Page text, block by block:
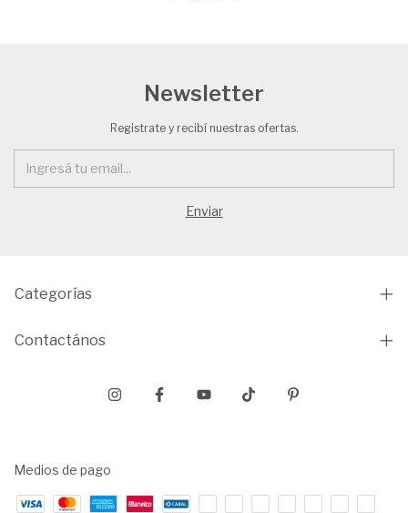
Newsletter
Registrate y recibí nuestras ofertas.
Categorías
Contactános
Medios de pago